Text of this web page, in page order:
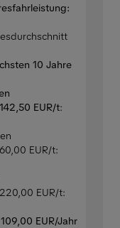
10 Jahre
EUR/t:
EUR/t:
EUR/t:
109,00 EUR/Jahr